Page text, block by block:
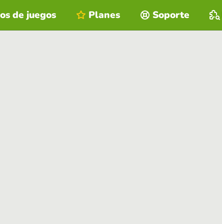
de juegos Planes Soporte